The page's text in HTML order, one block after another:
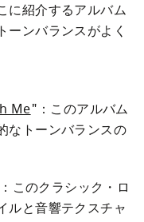
に紹介するアルバム
ーンバランスがよく
Me"：このアルバム
なトーンバランスの
このクラシック・ロ
ルと音響テクスチャ